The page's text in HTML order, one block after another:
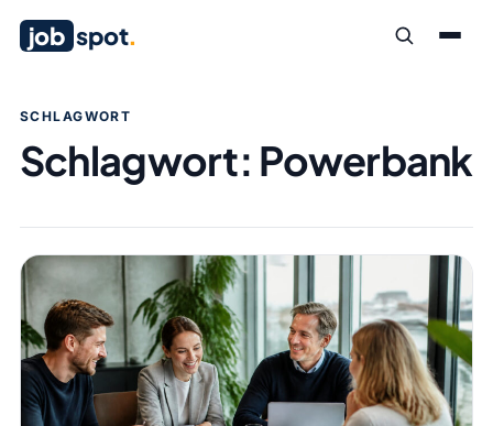
job spot.
SCHLAGWORT
Schlagwort: Powerbank